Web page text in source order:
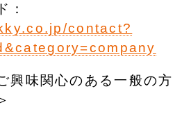
：
contact?
興味関心のある一般の方